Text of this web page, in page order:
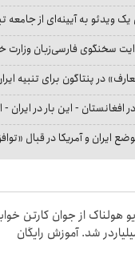
ویدئو به آیینه‌ای از
سخنگوی فارسی‌زبان وزارت
در پنتاگون برای تنبیه
افغانستان - این بار در ایران
ایران و آمریکا در قبال
هولناک از جوان کارتن
شد. آموزش رایگان